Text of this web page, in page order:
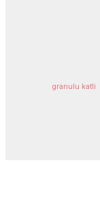
granulu katli